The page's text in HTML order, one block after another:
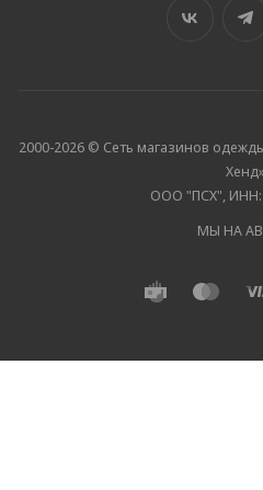
2000-2026 © Сеть магазинов
ООО "ПСХ", ИНН:
МЫ НА